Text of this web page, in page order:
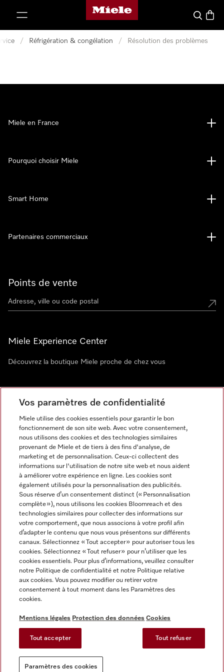
Page d'accueil Miele
Search
/ Réfrigération & congélation / Résolution des problèmes
Points de vente
Miele Experience Center
Découvrez la boutique Miele proche de chez vous
Newsletter
Miele en France
Pourquoi choisir Miele
Smart Home
Partenaires commerciaux
Mentions légales
CGV
Protection des données
Conditions d'utilisation
Reglement sur les services numeriques
Paramètres des cookies
Miele sur Instagram
Miele sur Facebook
Miele sur Youtube
Vos paramètres de confidentialité
Miele utilise des cookies essentiels pour garantir le bon
fonctionnement de son site web. Avec votre consentement,
nous utilisons des cookies et des technologies similaires
provenant de Miele et de tiers à des fins d'analyse, de
marketing et de personnalisation. Ceux-ci collectent des
informations sur l'utilisation de notre site web et nous aident
à améliorer votre expérience en ligne. Les cookies sont
également utilisés pour la personnalisation des publicités.
Sous réserve d’un consentement distinct (« Personnalisation
complète »), nous utilisons les cookies Bloomreach et des
technologies similaires pour collecter des informations sur
votre comportement, que nous associons à votre profil afin
d’adapter le contenu que nous vous présentons sur différents
canaux. Sélectionnez « Tout accepter » pour autoriser tous les
cookies. Sélectionnez « Tout refuser » pour n’utiliser que les
cookies essentiels. Pour plus d’informations, veuillez consulter
notre Politique de confidentialité et notre Politique relative
aux cookies. Vous pouvez modifier ou retirer votre
consentement à tout moment dans les Paramètres des
cookies.
Mentions légales Protection des données Cookies
Tout accepter Tout refuser
Paramètres des cookies